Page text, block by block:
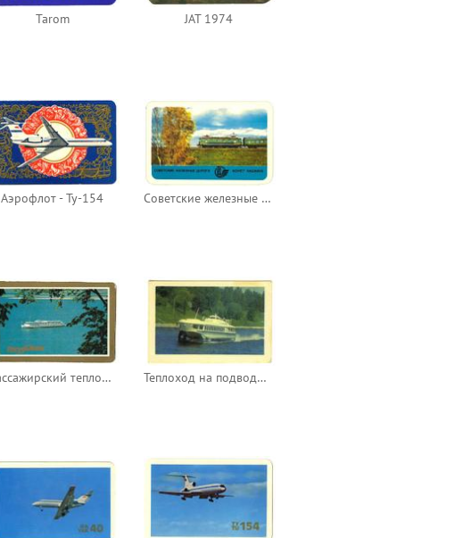
Tarom JAT 1974
Аэрофлот - Ту-154 Советские железные дороги / Soviet Railways
Пассажирский теплоход Теплоход на подводных крыльях «Ракета»